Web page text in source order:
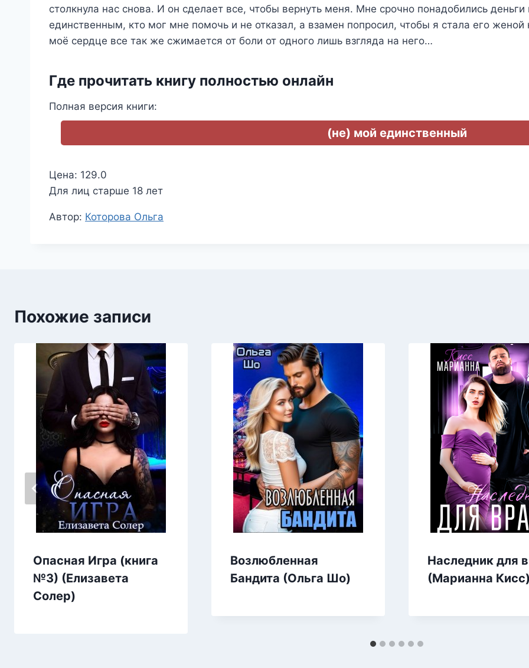
столкнула нас снова. И он сделает все, чтобы вернуть меня. Мне срочно понадобились
единственным, кто мог мне помочь и не отказал, а взамен попросил, чтобы я стала его женой
моё сердце все так же сжимается от боли от одного лишь взгляда на него…
Где прочитать книгу полностью онлайн
Полная версия книги:
(не) мой единственный
Цена: 129.0
Для лиц старше 18 лет
Метки
Автор: Которова Ольга
Похожие записи
Опасная Игра (книга
№3) (Елизавета
Солер)
Возлюбленная
Бандита (Ольга Шо)
Наследник для
(Марианна